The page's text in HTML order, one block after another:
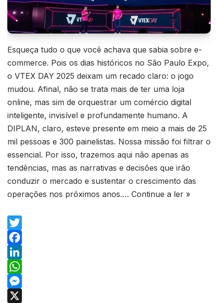
Esqueça tudo o que você achava que sabia sobre e-
commerce. Pois os dias históricos no São Paulo Expo,
o VTEX DAY 2025 deixam um recado claro: o jogo
mudou. Afinal, não se trata mais de ter uma loja
online, mas sim de orquestrar um comércio digital
inteligente, invisível e profundamente humano. A
DIPLAN, claro, esteve presente em meio a mais de 25
mil pessoas e 300 painelistas. Nossa missão foi filtrar o
essencial. Por isso, trazemos aqui não apenas as
tendências, mas as narrativas e decisões que irão
conduzir o mercado e sustentar o crescimento das
operações nos próximos anos.… Continue a ler »
T
w
t
F
a
c
e
L
n
W
hM